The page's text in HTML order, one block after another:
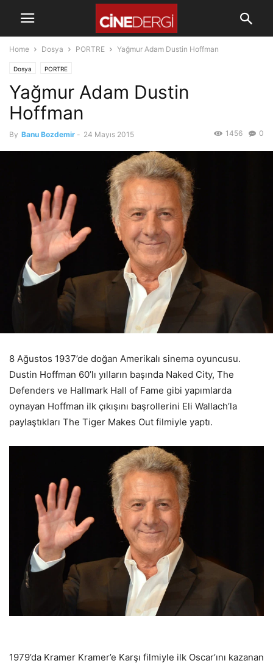
Home Dosya PORTRE Yağmur Adam Dustin Hoffman
Dosya PORTRE
Yağmur Adam Dustin
Hoffman
By Banu Bozdemir - 24 Mayıs 2015 0
1456
8 Ağustos 1937’de doğan Amerikalı sinema oyuncusu.
Dustin Hoffman 60’lı yılların başında Naked City, The
Defenders ve Hallmark Hall of Fame gibi yapımlarda
oynayan Hoffman ilk çıkışını başrollerini Eli Wallach’la
paylaştıkları The Tiger Makes Out filmiyle yaptı.
1979’da Kramer Kramer’e Karşı filmiyle ilk Oscar’ını kazanan